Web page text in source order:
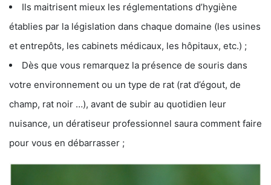
Ils maitrisent mieux les réglementations d’hygiène
établies par la législation dans chaque domaine (les usines
et entrepôts, les cabinets médicaux, les hôpitaux, etc.) ;
Dès que vous remarquez la présence de souris dans
votre environnement ou un type de rat (rat d’égout, de
champ, rat noir …), avant de subir au quotidien leur
nuisance, un dératiseur professionnel saura comment faire
pour vous en débarrasser ;